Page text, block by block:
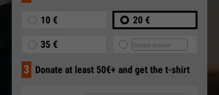
10 € 20 €
35 €
3 Donate at least 50€+ and get the t-shirt